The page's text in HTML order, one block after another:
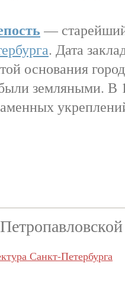
—
. Дата
основания
земляными. В
Санкт-Петербурга